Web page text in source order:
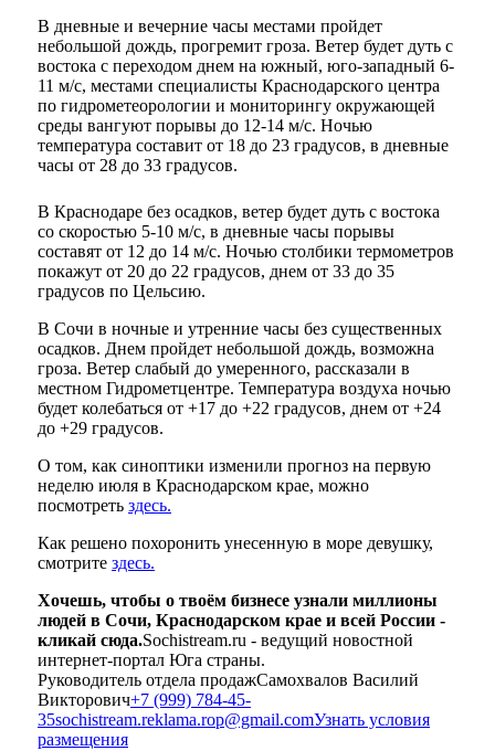
В дневные и вечерние часы местами пройдет
небольшой дождь, прогремит гроза. Ветер будет дуть с
востока с переходом днем на южный, юго-западный 6-
11 м/с, местами специалисты Краснодарского центра
по гидрометеорологии и мониторингу окружающей
среды вангуют порывы до 12-14 м/с. Ночью
температура составит от 18 до 23 градусов, в дневные
часы от 28 до 33 градусов.
В Краснодаре без осадков, ветер будет дуть с востока
со скоростью 5-10 м/с, в дневные часы порывы
составят от 12 до 14 м/с. Ночью столбики термометров
покажут от 20 до 22 градусов, днем от 33 до 35
градусов по Цельсию.
В Сочи в ночные и утренние часы без существенных
осадков. Днем пройдет небольшой дождь, возможна
гроза. Ветер слабый до умеренного, рассказали в
местном Гидрометцентре. Температура воздуха ночью
будет колебаться от +17 до +22 градусов, днем от +24
до +29 градусов.
О том, как синоптики изменили прогноз на первую
неделю июля в Краснодарском крае, можно
посмотреть здесь.
Как решено похоронить унесенную в море девушку,
смотрите здесь.
Хочешь, чтобы о твоём бизнесе узнали миллионы
людей в Сочи, Краснодарском крае и всей России -
кликай сюда.Sochistream.ru - ведущий новостной
интернет-портал Юга страны.
Руководитель отдела продажСамохвалов Василий
Викторович+7 (999) 784-45-
35sochistream.reklama.rop@gmail.comУзнать условия
размещения